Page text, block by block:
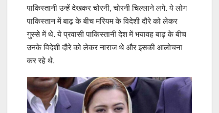
पाकिस्तानी उन्हें देखकर चोरनी, चोरनी चिल्लाने लगे. ये लोग
पाकिस्तान में बाढ़ के बीच मरियम के विदेशी दौरे को लेकर
गुस्से में थे. ये प्रवासी पाकिस्तानी देश में भयावह बाढ़ के बीच
उनके विदेशी दौरे को लेकर नाराज थे और इसकी आलोचना
कर रहे थे.